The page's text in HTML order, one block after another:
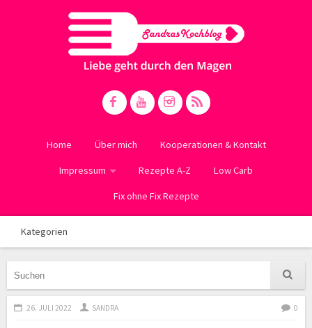
Home Über mich Kooperationen & Kontakt
Impressum Rezepte A-Z Low Carb
Fix ohne Fix Rezepte
Kategorien
26. JULI 2022 SANDRA 0